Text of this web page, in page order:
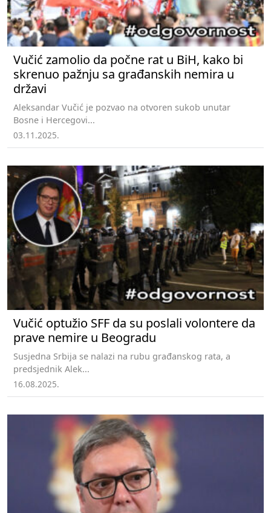
Vučić zamolio da počne rat u BiH, kako bi
skrenuo pažnju sa građanskih nemira u
državi
Aleksandar Vučić je pozvao na otvoren sukob unutar
Bosne i Hercegovi...
03.11.2025.
Vučić optužio SFF da su poslali volontere da
prave nemire u Beogradu
Susjedna Srbija se nalazi na rubu građanskog rata, a
predsjednik Alek...
16.08.2025.